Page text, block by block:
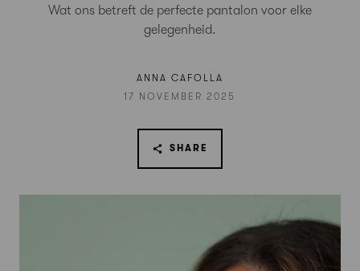
Wat ons betreft de perfecte pantalon voor elke
gelegenheid.
ANNA CAFOLLA
17 NOVEMBER 2025
SHARE